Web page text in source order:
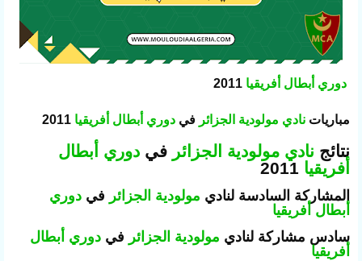
دوري أبطال أفريقيا
مباريات نادي مولودية الجزائر في دوري أبطال أفريقيا
نتائج نادي مولودية الجزائر في دوري أبطال
أفريقيا
المشاركة السادسة لنادي مولودية الجزائر في دوري
أبطال أفريقيا
سادس مشاركة لنادي مولودية الجزائر في دوري أبطال
أفريقيا